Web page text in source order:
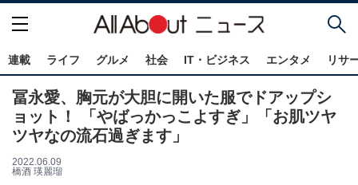
連載 ライフ グルメ 社会 IT・ビジネス エンタメ リサ
冨永愛、胸元が大胆に開いた服でドアップシ
ョット！ 「やばっかっこよすぎ」「お肌ツヤ
ツヤなの流石過ぎます」
2022.06.09
橋酒 瑛麗瑠